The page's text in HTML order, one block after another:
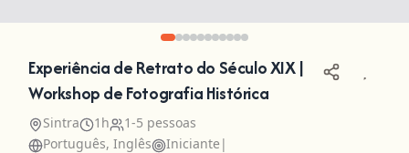
Experiência de Retrato do Século XIX |
Workshop de Fotografia Histórica
Sintra 1h
1-5 pessoas
Português, Inglês
Iniciante |